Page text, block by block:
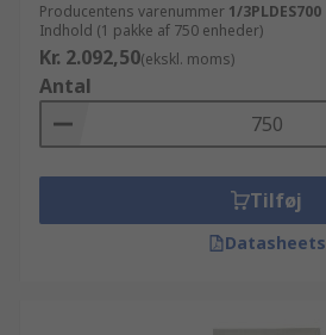
Producentens varenummer 1/3PLDES700
Indhold (1 pakke af 750 enheder)
Kr. 2.092,50(ekskl. moms)
Antal
Tilføj
Datasheets